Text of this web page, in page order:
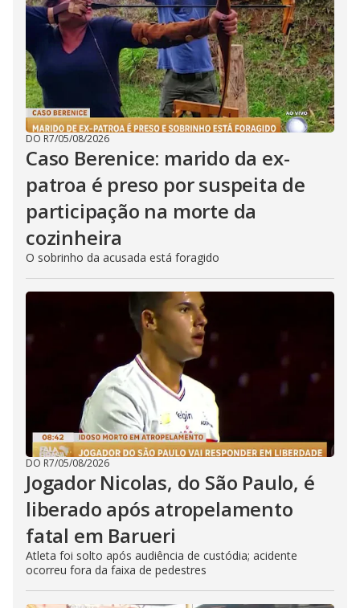
DO R7/05/08/2026
Caso Berenice: marido da ex-
patroa é preso por suspeita de
participação na morte da
cozinheira
O sobrinho da acusada está foragido
DO R7/05/08/2026
Jogador Nicolas, do São Paulo, é
liberado após atropelamento
fatal em Barueri
Atleta foi solto após audiência de custódia; acidente
ocorreu fora da faixa de pedestres